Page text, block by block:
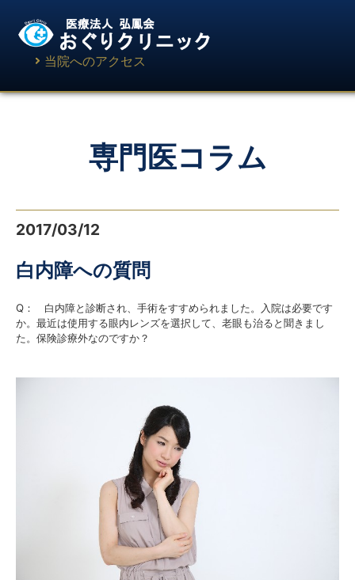
当院へのアクセス
専門医コラム
2017/03/12
白内障への質問
Q： 白内障と診断され、手術をすすめられました。入院は必要です
か。最近は使用する眼内レンズを選択して、老眼も治ると聞きまし
た。保険診療外なのですか？